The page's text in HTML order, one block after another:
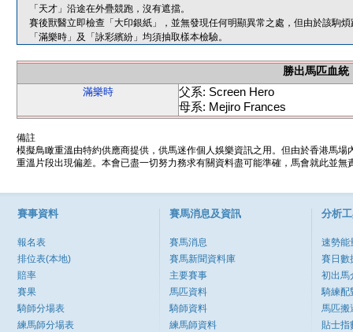
「天才」沿途在外疊競跑，沒有遮擋。
賽後獸醫立即檢查「大印銀紙」，並無發現任何明顯異常之處，但由於該駒
「滿樂時」及「詠彩繽紛」均須抽取樣本檢驗。
勝出馬匹血統
滿樂時
父系: Screen Hero
母系: Mejiro Frances
備註
模擬鳥瞰重溫由特約供應商提供，供馬迷作個人娛樂資訊之用。但由於香港馬
重溫片段出現偏差。本會已盡一切努力務求有關資料盡可能準確，馬會就此並
賽事資料
報名表
排位表(本地)
賠率
賽果
騎師分場表
練馬師分場表
賽馬消息及資訊
賽馬消息
賽馬新聞資料庫
主要賽事
馬匹資料
騎師資料
練馬師資料
分析
速勢能
賽日數
初出馬
騎練配
馬匹搬
貼士指